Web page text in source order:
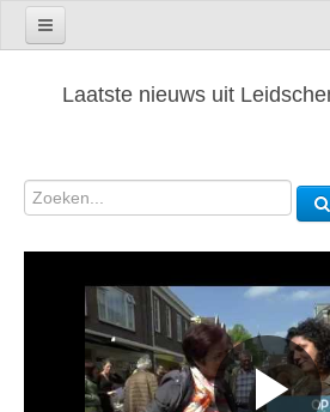
Laatste nieuws uit